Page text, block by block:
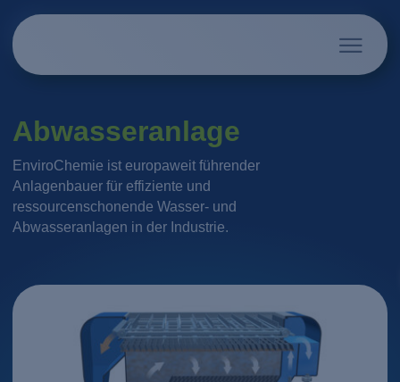
Abwasseranlage
EnviroChemie ist europaweit führender
Anlagenbauer für effiziente und
ressourcenschonende Wasser- und
Abwasseranlagen in der Industrie.